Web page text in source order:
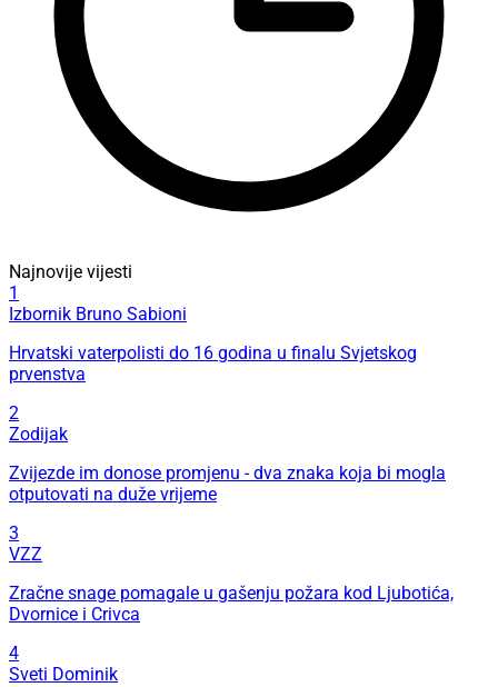
Najnovije vijesti
1
Izbornik Bruno Sabioni
Hrvatski vaterpolisti do 16 godina u finalu Svjetskog
prvenstva
2
Zodijak
Zvijezde im donose promjenu - dva znaka koja bi mogla
otputovati na duže vrijeme
3
VZZ
Zračne snage pomagale u gašenju požara kod Ljubotića,
Dvornice i Crivca
4
Sveti Dominik